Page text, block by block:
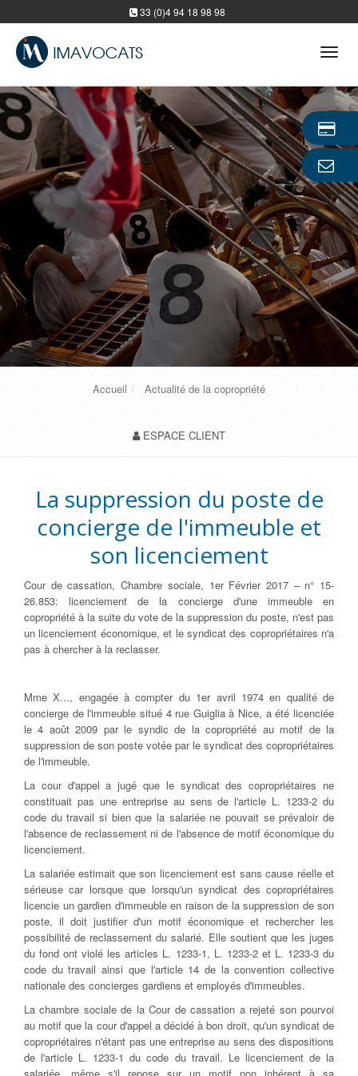
33 (0)4 94 18 98 98
Accueil Actualité de la copropriété
ESPACE CLIENT
La suppression du poste de
concierge de l'immeuble et
son licenciement
Cour de cassation, Chambre sociale, 1er Février 2017 – n° 15-
26.853: licenciement de la concierge d'une immeuble en
copropriété à la suite du vote de la suppression du poste, n'est pas
un licenciement économique, et le syndicat des copropriétaires n'a
pas à chercher à la reclasser.
Mme X..., engagée à compter du 1er avril 1974 en qualité de
concierge de l'immeuble situé 4 rue Guiglia à Nice, a été licenciée
le 4 août 2009 par le syndic de la copropriété au motif de la
suppression de son poste votée par le syndicat des copropriétaires
de l'immeuble.
La cour d'appel a jugé que le syndicat des copropriétaires ne
constituait pas une entreprise au sens de l'article L. 1233-2 du
code du travail si bien que la salariée ne pouvait se prévaloir de
l'absence de reclassement ni de l'absence de motif économique du
licenciement.
La salariée estimait que son licenciement est sans cause réelle et
sérieuse car lorsque que lorsqu'un syndicat des copropriétaires
licencie un gardien d'immeuble en raison de la suppression de son
poste, il doit justifier d'un motif économique et rechercher les
possibilité de reclassement du salarié. Elle soutient que les juges
du fond ont violé les articles L. 1233-1, L. 1233-2 et L. 1233-3 du
code du travail ainsi que l'article 14 de la convention collective
nationale des concierges gardiens et employés d'immeubles.
La chambre sociale de la Cour de cassation a rejeté son pourvoi
au motif que la cour d'appel a décidé à bon droit, qu'un syndicat de
copropriétaires n'étant pas une entreprise au sens des dispositions
de l'article L. 1233-1 du code du travail. Le licenciement de la